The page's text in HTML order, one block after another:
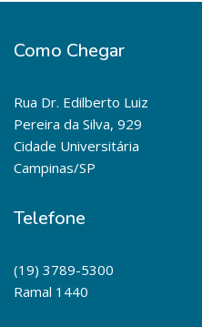
Como Chegar
Rua Dr. Edilberto Luiz
Pereira da Silva, 929
Cidade Universitária
Campinas/SP
Telefone
(19) 3789-5300
Ramal 1440